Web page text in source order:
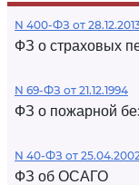
N 400-ФЗ от
ФЗ о страховых
N 69-ФЗ от 21.12.1994
ФЗ о пожарной
N 40-ФЗ от
ФЗ об ОСАГО